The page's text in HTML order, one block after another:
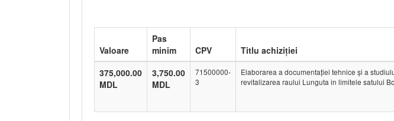
Valoare
Pas
minim
CPV Titlu achiziției
375,000.00
MDL
3,750.00
MDL
71500000-
3
Elaborarea a documentației tehnice și a
revitalizarea raului Lunguta in limitele satului